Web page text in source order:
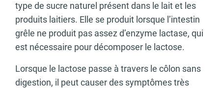
type de sucre naturel présent dans le lait et les
produits laitiers. Elle se produit lorsque l’intestin
grêle ne produit pas assez d’enzyme lactase, qui
est nécessaire pour décomposer le lactose.
Lorsque le lactose passe à travers le côlon sans
digestion, il peut causer des symptômes très